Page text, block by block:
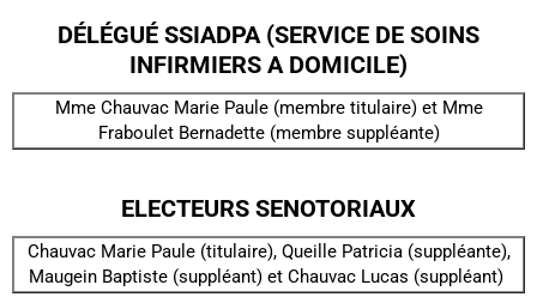
DÉLÉGUÉ SSIADPA (SERVICE DE SOINS
INFIRMIERS A DOMICILE)
Mme Chauvac Marie Paule (membre titulaire) et Mme
Fraboulet Bernadette (membre suppléante)
ELECTEURS SENOTORIAUX
Chauvac Marie Paule (titulaire), Queille Patricia (suppléante),
Maugein Baptiste (suppléant) et Chauvac Lucas (suppléant)